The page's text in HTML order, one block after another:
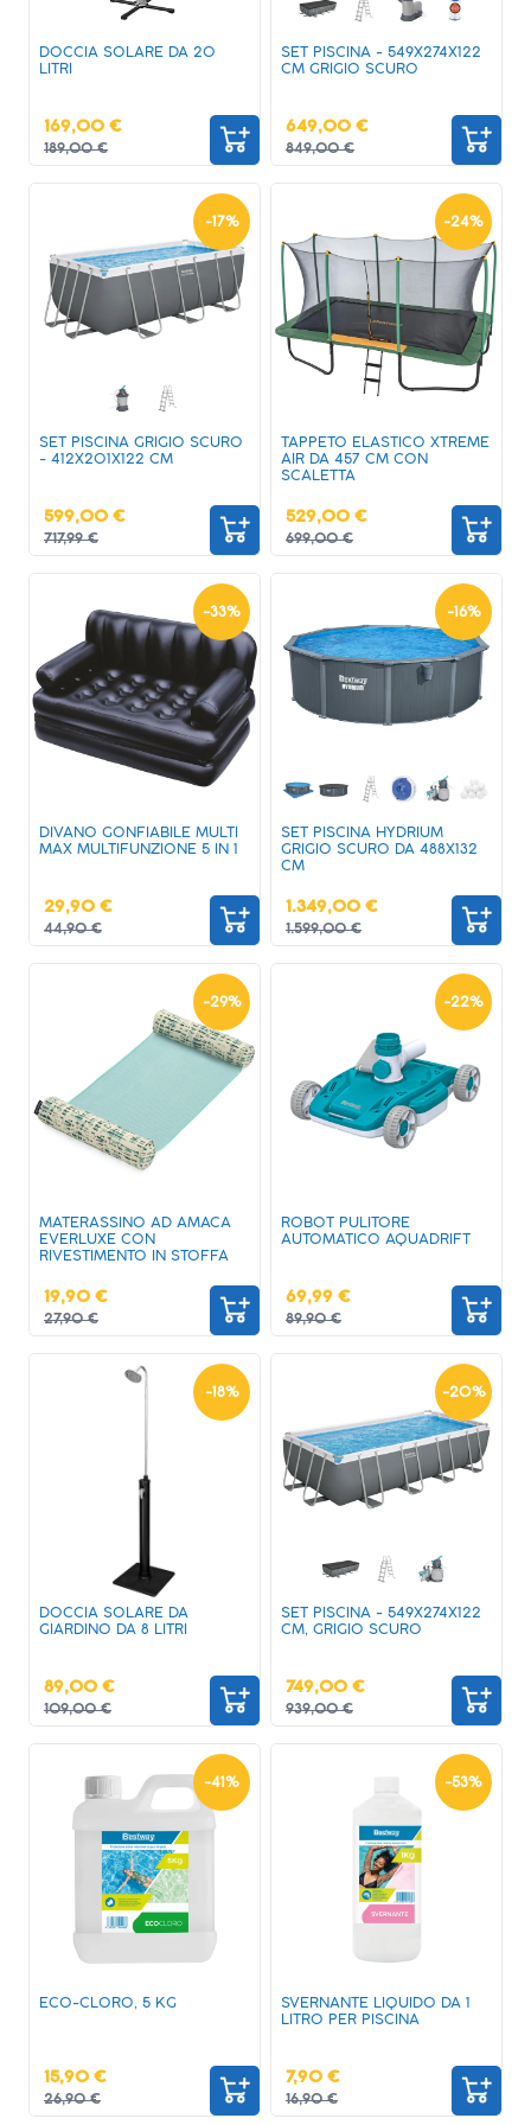
DOCCIA SOLARE DA 20
LITRI
169,00 €
189,00 €
SET PISCINA - 549X274X122
CM GRIGIO SCURO
649,00 €
849,00 €
-17%
SET PISCINA GRIGIO SCURO
- 412X201X122 CM
599,00 €
717,99 €
-24%
TAPPETO ELASTICO XTREME
AIR DA 457 CM CON
SCALETTA
529,00 €
699,00 €
-33%
DIVANO GONFIABILE MULTI
MAX MULTIFUNZIONE 5 IN 1
29,90 €
44,90 €
-16%
SET PISCINA HYDRIUM
GRIGIO SCURO DA 488X132
CM
1.349,00 €
1.599,00 €
-29%
MATERASSINO AD AMACA
EVERLUXE CON
RIVESTIMENTO IN STOFFA
19,90 €
27,90 €
-22%
ROBOT PULITORE
AUTOMATICO AQUADRIFT
69,99 €
89,90 €
-18%
DOCCIA SOLARE DA
GIARDINO DA 8 LITRI
89,00 €
109,00 €
-20%
SET PISCINA - 549X274X122
CM, GRIGIO SCURO
749,00 €
939,00 €
-41%
ECO-CLORO, 5 KG
15,90 €
26,90 €
-53%
SVERNANTE LIQUIDO DA 1
LITRO PER PISCINA
7,90 €
16,90 €